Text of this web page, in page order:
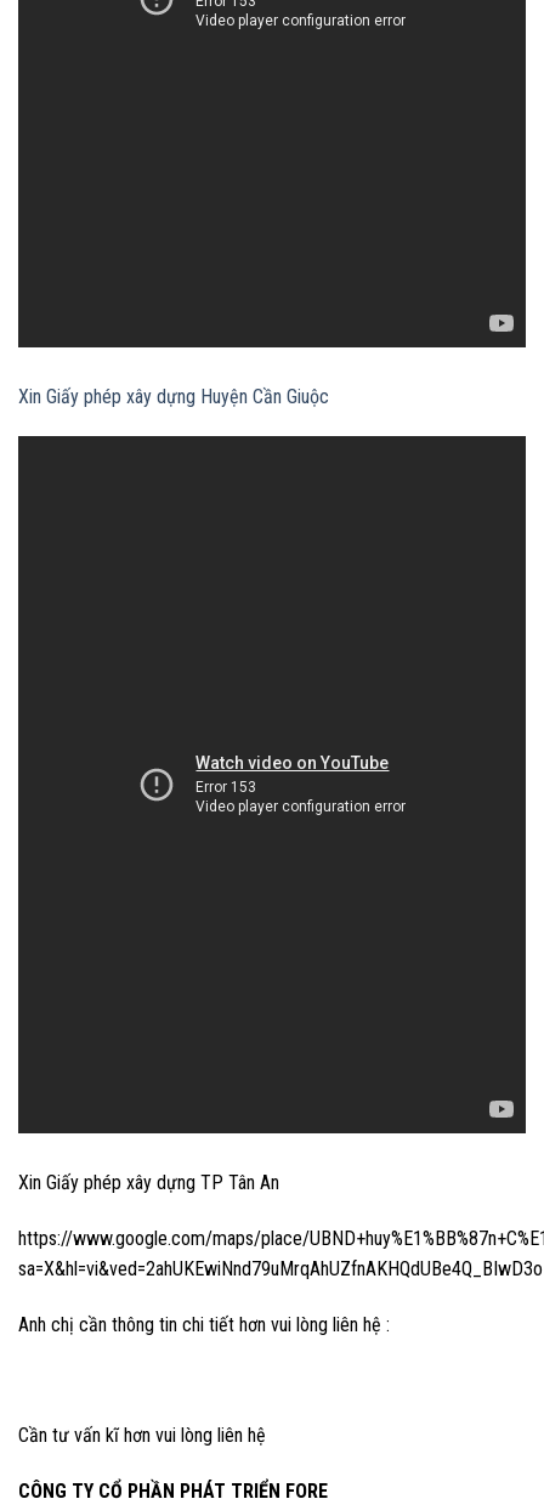
Xin Giấy phép xây dựng Huyện Cần Giuộc
Xin Giấy phép xây dựng TP Tân An
https://www.google.com/maps/place/
Anh chị cần thông tin chi tiết hơn vui lòng liên hệ :
Cần tư vấn kĩ hơn vui lòng liên hệ
CÔNG TY CỔ PHẦN PHÁT TRIỂN FORE